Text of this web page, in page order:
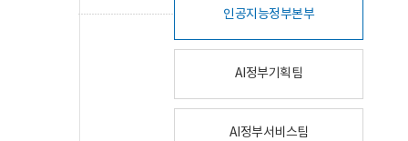
인공지능정부본부
AI정부기획팀
AI정부서비스팀